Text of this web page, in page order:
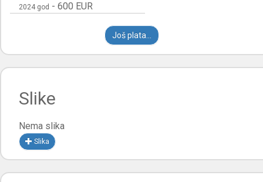
2024 god - 600 EUR
Još plata...
Slike
Nema slika
Slika